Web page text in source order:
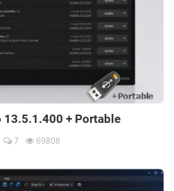
13.5.1.400 + Portable
7 69808